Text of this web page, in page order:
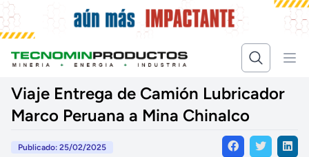
Viaje Entrega de Camión Lubricador
Marco Peruana a Mina Chinalco
Publicado: 25/02/2025